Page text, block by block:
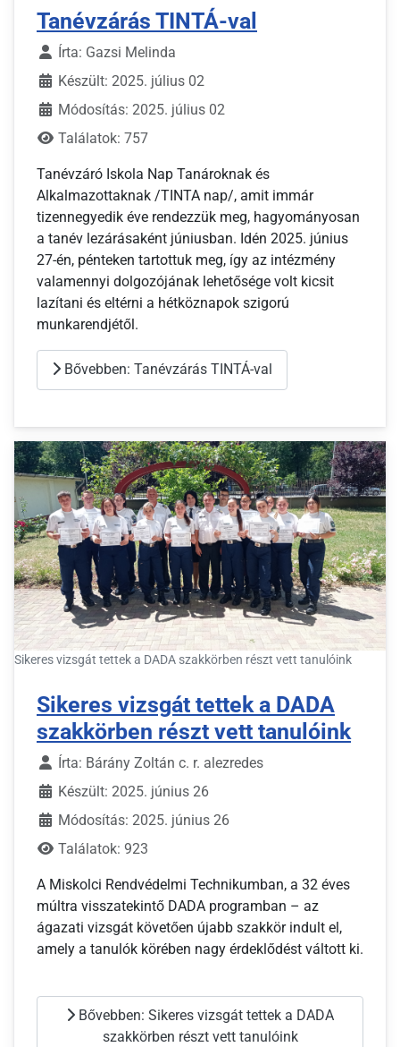
Tanévzárás TINTÁ-val
Írta: Gazsi Melinda
Készült: 2025. július 02
Módosítás: 2025. július 02
Találatok: 757
Tanévzáró Iskola Nap Tanároknak és
Alkalmazottaknak /TINTA nap/, amit immár
tizennegyedik éve rendezzük meg, hagyományosan
a tanév lezárásaként júniusban. Idén 2025. június
27-én, pénteken tartottuk meg, így az intézmény
valamennyi dolgozójának lehetősége volt kicsit
lazítani és eltérni a hétköznapok szigorú
munkarendjétől.
Bővebben: Tanévzárás TINTÁ-val
Sikeres vizsgát tettek a DADA szakkörben részt vett tanulóink
Sikeres vizsgát tettek a DADA
szakkörben részt vett tanulóink
Írta: Bárány Zoltán c. r. alezredes
Készült: 2025. június 26
Módosítás: 2025. június 26
Találatok: 923
A Miskolci Rendvédelmi Technikumban, a 32 éves
múltra visszatekintő DADA programban – az
ágazati vizsgát követően újabb szakkör indult el,
amely a tanulók körében nagy érdeklődést váltott ki.
Bővebben: Sikeres vizsgát tettek a DADA
szakkörben részt vett tanulóink